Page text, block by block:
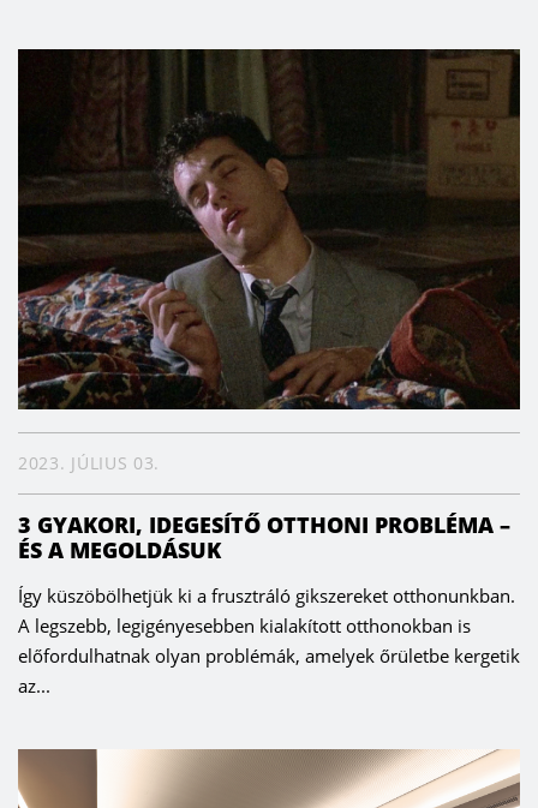
2023. JÚLIUS 03.
3 GYAKORI, IDEGESÍTŐ OTTHONI PROBLÉMA –
ÉS A MEGOLDÁSUK
Így küszöbölhetjük ki a frusztráló gikszereket otthonunkban.
A legszebb, legigényesebben kialakított otthonokban is
előfordulhatnak olyan problémák, amelyek őrületbe kergetik
az...